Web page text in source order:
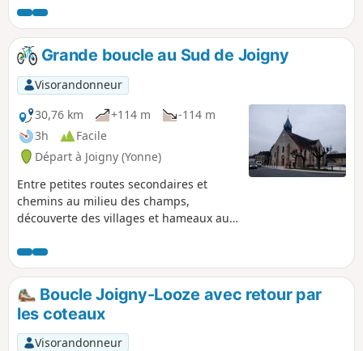
de découverte des oiseaux sauvages
tels que canards sauvages, cormorans
ou même cygnes sauvages.
Grande boucle au Sud de Joigny
Visorandonneur
30,76 km
+114 m
-114 m
3h
Facile
Départ à Joigny (Yonne)
Entre petites routes secondaires et
chemins au milieu des champs,
découverte des villages et hameaux au
notamment, le pressoir de
Champvallon, l'église de Senan, l'église
de Neuilly, le Pigeonnier de Champlay,
l'étang du Grand Pâtis. Contournement
de la butte de Montholon et du Gros
Mont.
Boucle Joigny-Looze avec retour par
les coteaux
Visorandonneur